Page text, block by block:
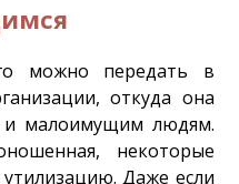
можно передать в
откуда она
малоимущим людям.
некоторые
Даже если